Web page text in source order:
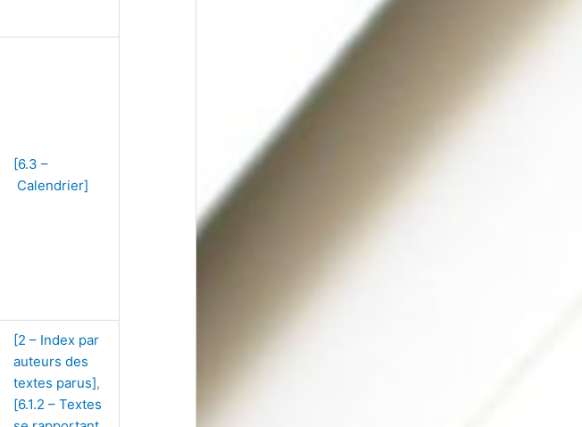
[6.3 –
Calendrier]
[2 – Index par
auteurs des
textes parus],
[6.1.2 – Textes